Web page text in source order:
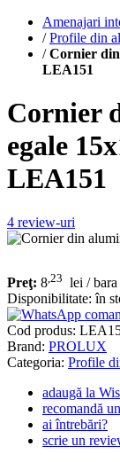
Amenajari
/Profile din
/Cornier
LEA151
Cornier
egale
LEA151
4 review-uri
Preţ: 8 ,23 lei / bara
Disponibilitate: în
Cod produs:
Brand: PROLUX
Categoria: Profile
adaugă la
recomandă
ai întrebări?
scrie un